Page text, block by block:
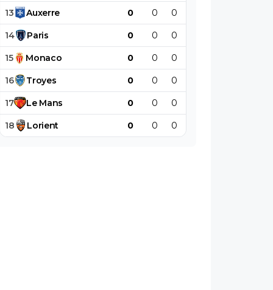
13 Auxerre 0 0 0
14 Paris 0 0 0
15 Monaco 0 0 0
16 Troyes 0 0 0
17 Le Mans 0 0 0
18 Lorient 0 0 0